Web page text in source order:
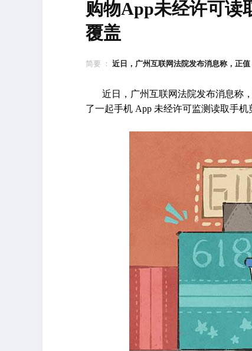
购物App未经许可读
覆盖
简要 ： 近日，广州互联网法院发布消息称，正
近日，广州互联网法院发布消息称
了一起手机 App 未经许可监测读取手机